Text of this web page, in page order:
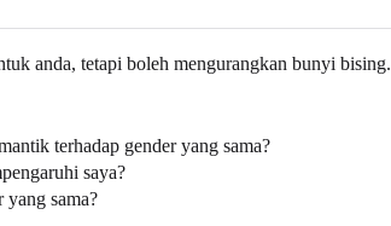
anda, tetapi boleh mengurangkan bunyi bising.
terhadap gender yang sama?
saya?
yang sama?